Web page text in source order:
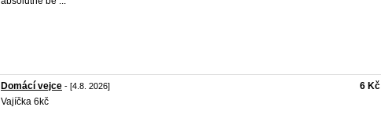
Domácí vejce - [4.8. 2026]
Vajíčka 6kč
6 Kč